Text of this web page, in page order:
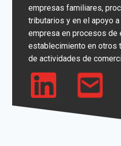
empresas familiares,
tributarios y en el apoyo
empresa en procesos de
establecimiento en otros
de actividades de